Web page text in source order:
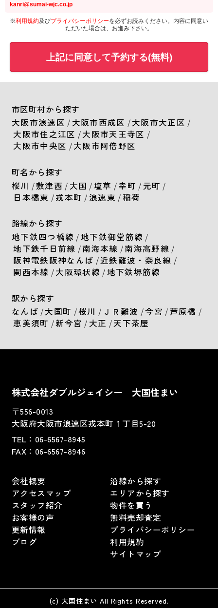
kanri@sumai-wjc.co.jp
※利用規約及びプライバシーポリシーを必ずお読みください。内容に同意い
ただいた場合は、お進み下さい。
上記に同意して予約する(無料)
市区町村から探す
大阪市浪速区 / 大阪市西成区 /大阪市大正区 /
大阪市住之江区 /大阪市天王寺区 /
大阪市中央区 /大阪市阿倍野区
町名から探す
桜川 /敷津西 / 大国 /塩草 /幸町 / 元町 /
日本橋東 /戎本町 / 浪速東 /稲荷
路線から探す
地下鉄四つ橋線 /地下鉄御堂筋線 /
地下鉄千日前線 /南海本線 /南海高野線 /
阪神電鉄阪神なんば /近鉄難波・奈良線 /
関西本線 /大阪環状線 /地下鉄堺筋線
駅から探す
なんば /大国町 /桜川 / ＪＲ難波 /今宮 / 芦原橋 /
恵美須町 /新今宮 / 大正 /天下茶屋
株式会社ダブルジェイシー 大国住まい
〒556-0013
大阪府大阪市浪速区戎本町１丁目5-20
TEL： 06-6567-8945
FAX：06-6567-8946
会社概要
アクセスマップ
スタッフ紹介
お客様の声
更新情報
ブログ
沿線から探す
エリアから探す
物件を買う
無料売却査定
プライバシーポリシー
利用規約
サイトマップ
(c) 大国住まい All Rights Reserved.